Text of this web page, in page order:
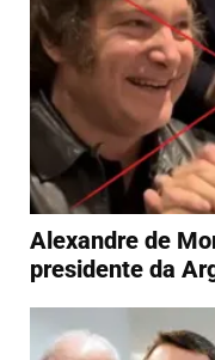
Alexandre de
presidente da